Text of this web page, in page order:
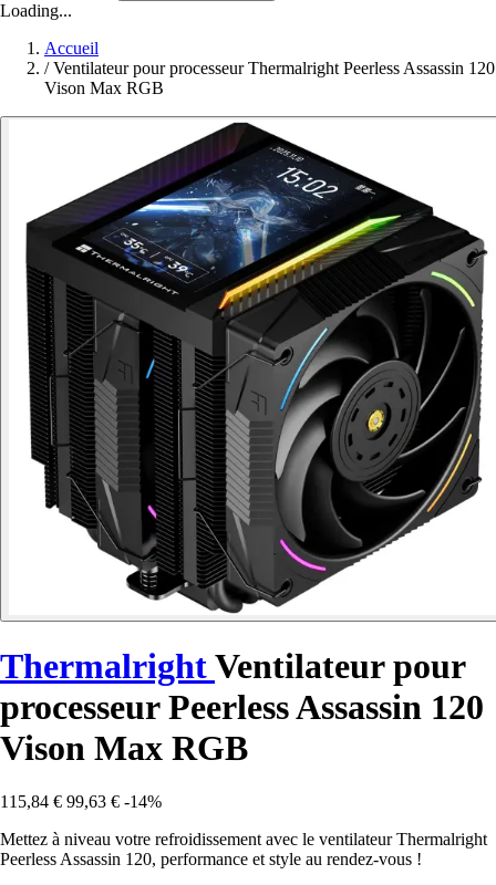
Loading...
Accueil
/ Ventilateur pour processeur Thermalright Peerless Assassin 120
Vison Max RGB
ThermalrightVentilateur pour
processeur Peerless Assassin 120
Vison Max RGB
115,84 € 99,63 € -14%
Mettez à niveau votre refroidissement avec le ventilateur Thermalright
Peerless Assassin 120, performance et style au rendez-vous !